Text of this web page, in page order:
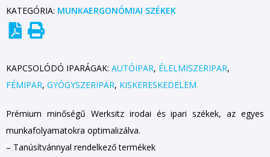
KATEGÓRIA: MUNKAERGONÓMIAI SZÉKEK
KAPCSOLÓDÓ IPARÁGAK: AUTÓIPAR, ÉLELMISZERIPAR,
FÉMIPAR, GYÓGYSZERIPAR, KISKERESKEDELEM
Prémium minőségű Werksitz irodai és ipari székek, az egyes
munkafolyamatokra optimalizálva.
– Tanúsítvánnyal rendelkező termékek